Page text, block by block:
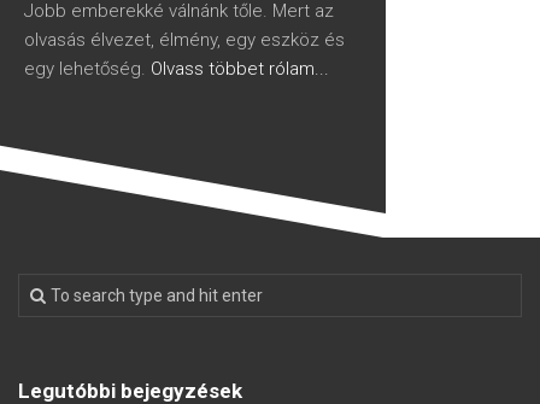
Jobb emberekké válnánk tőle. Mert az
olvasás élvezet, élmény, egy eszköz és
egy lehetőség. Olvass többet rólam...
Legutóbbi bejegyzések